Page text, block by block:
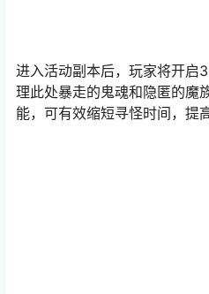
进入活动副本后，玩家将开启
理此处暴走的鬼魂和隐匿的魔
能，可有效缩短寻怪时间，提